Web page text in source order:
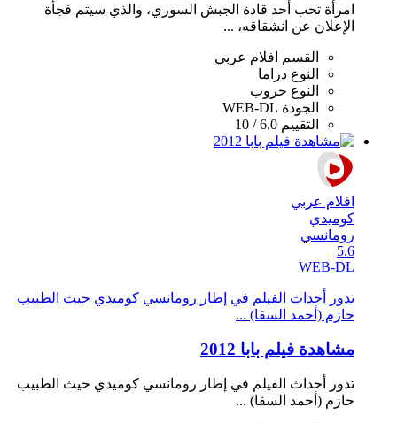
امرأة تحب أحد قادة الجبش السوري، والذي سيتم فجأة
الإعلان عن انشقاقه، ...
القسم
افلام عربي
النوع دراما
النوع حروب
الجودة WEB-DL
التقييم 6.0 / 10
افلام عربي
كوميدي
رومانسي
5.6
WEB-DL
تدور أحداث الفيلم في إطار رومانسي كوميدي حيث الطبيب
حازم (أحمد السقا) ...
مشاهدة فيلم بابا 2012
تدور أحداث الفيلم في إطار رومانسي كوميدي حيث الطبيب
حازم (أحمد السقا) ...